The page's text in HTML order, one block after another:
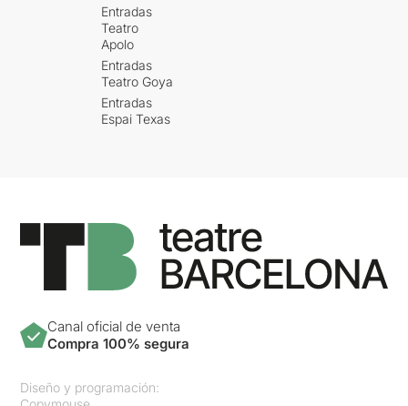
Entradas
Teatro
Apolo
Entradas
Teatro Goya
Entradas
Espai Texas
Canal oficial de venta
Compra 100% segura
Diseño y programación: